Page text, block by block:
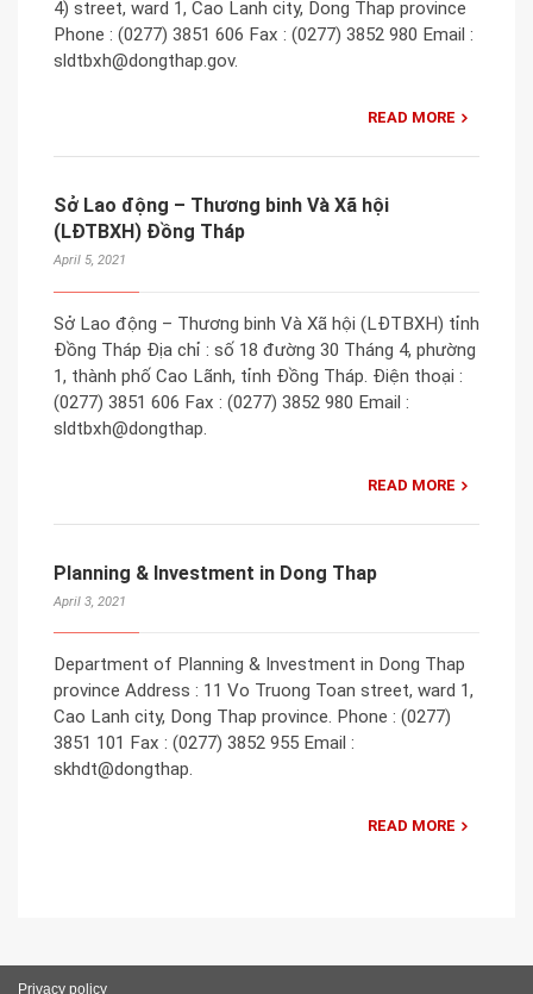
4) street, ward 1, Cao Lanh city, Dong Thap province
Phone : (0277) 3851 606 Fax : (0277) 3852 980 Email :
sldtbxh@dongthap.gov.
READ MORE
Sở Lao động – Thương binh Và Xã hội
(LĐTBXH) Đồng Tháp
April 5, 2021
Sở Lao động – Thương binh Và Xã hội (LĐTBXH) tỉnh
Đồng Tháp Địa chỉ : số 18 đường 30 Tháng 4, phường
1, thành phố Cao Lãnh, tỉnh Đồng Tháp. Điện thoại :
(0277) 3851 606 Fax : (0277) 3852 980 Email :
sldtbxh@dongthap.
READ MORE
Planning & Investment in Dong Thap
April 3, 2021
Department of Planning & Investment in Dong Thap
province Address : 11 Vo Truong Toan street, ward 1,
Cao Lanh city, Dong Thap province. Phone : (0277)
3851 101 Fax : (0277) 3852 955 Email :
skhdt@dongthap.
READ MORE
Privacy policy